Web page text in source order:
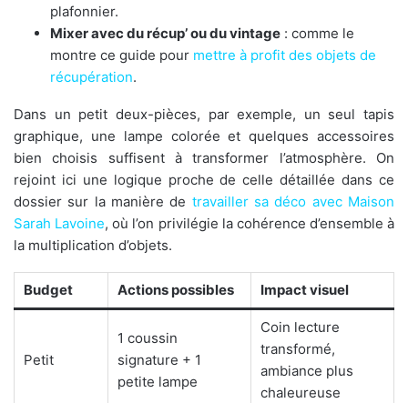
plafonnier.
Mixer avec du récup’ ou du vintage : comme le
montre ce guide pour mettre à profit des objets de
récupération.
Dans un petit deux-pièces, par exemple, un seul tapis
graphique, une lampe colorée et quelques accessoires
bien choisis suffisent à transformer l’atmosphère. On
rejoint ici une logique proche de celle détaillée dans ce
dossier sur la manière de travailler sa déco avec Maison
Sarah Lavoine, où l’on privilégie la cohérence d’ensemble à
la multiplication d’objets.
Budget Actions possibles Impact visuel
Petit
1 coussin
signature + 1
petite lampe
Coin lecture
transformé,
ambiance plus
chaleureuse